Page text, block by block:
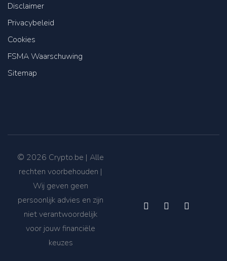
Disclaimer
Privacybeleid
Cookies
FSMA Waarschuwing
Sitemap
© 2026 Crypto.be | Alle
rechten voorbehouden |
Wij geven geen
persoonlijk advies en zijn
niet verantwoordelijk
voor jouw financiële
keuzes